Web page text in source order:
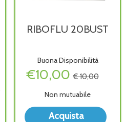
RIBOFLU 20BUST
Buona Disponibilità
€10,00 € 10,00
Non mutuabile
Acquista